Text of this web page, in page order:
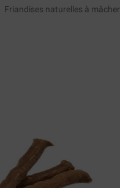
Friandises naturelles à mâcher